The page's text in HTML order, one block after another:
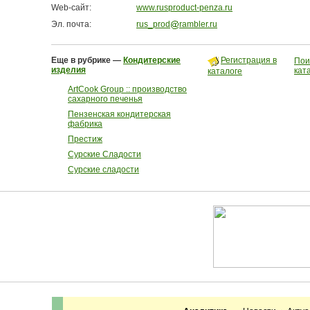
Web-сайт:
www.rusproduct-penza.ru
Эл. почта:
rus_prod rambler.ru
Еще в рубрике — Кондитерские
изделия
ArtCook Group :: производство
сахарного печенья
Пензенская кондитерская
фабрика
Престиж
Сурские Сладости
Сурские сладости
Регистрация в
каталоге